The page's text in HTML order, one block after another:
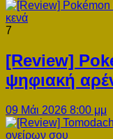
7
[Review]
ψηφιακή
09 Μάι 2026 8:00 μμ